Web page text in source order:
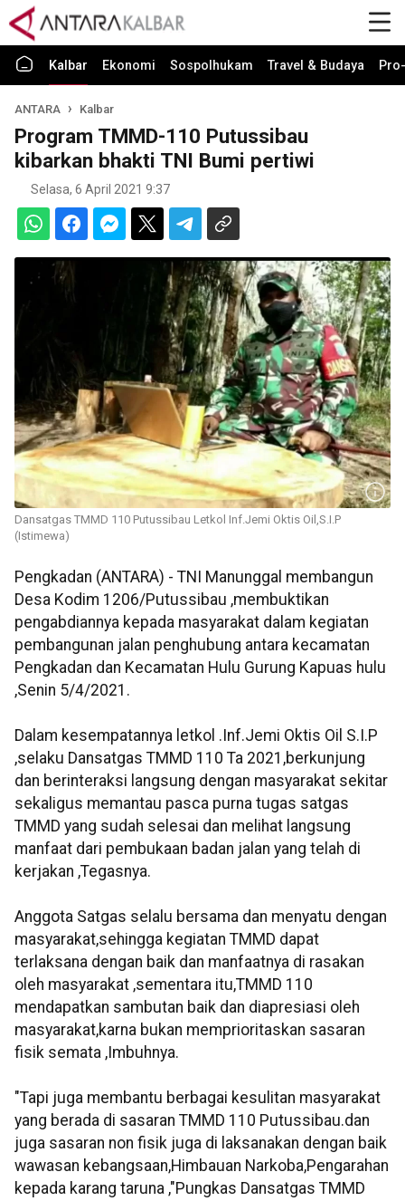
Kalbar Ekonomi Sospolhukam Travel & Budaya
ANTARA Kalbar
Program TMMD-110 Putussibau
kibarkan bhakti TNI Bumi pertiwi
Selasa, 6 April 2021 9:37
Dansatgas TMMD 110 Putussibau Letkol Inf.Jemi Oktis Oil,S.I.P
(Istimewa)
Pengkadan (ANTARA) - TNI Manunggal membangun
Desa Kodim 1206/Putussibau ,membuktikan
pengabdiannya kepada masyarakat dalam kegiatan
pembangunan jalan penghubung antara kecamatan
Pengkadan dan Kecamatan Hulu Gurung Kapuas hulu
,Senin 5/4/2021.
Dalam kesempatannya letkol .Inf.Jemi Oktis Oil S.I.P
,selaku Dansatgas TMMD 110 Ta 2021,berkunjung
dan berinteraksi langsung dengan masyarakat sekitar
sekaligus memantau pasca purna tugas satgas
TMMD yang sudah selesai dan melihat langsung
manfaat dari pembukaan badan jalan yang telah di
kerjakan ,Tegasnya.
Anggota Satgas selalu bersama dan menyatu dengan
masyarakat,sehingga kegiatan TMMD dapat
terlaksana dengan baik dan manfaatnya di rasakan
oleh masyarakat ,sementara itu,TMMD 110
mendapatkan sambutan baik dan diapresiasi oleh
masyarakat,karna bukan memprioritaskan sasaran
fisik semata ,Imbuhnya.
"Tapi juga membantu berbagai kesulitan masyarakat
yang berada di sasaran TMMD 110 Putussibau.dan
juga sasaran non fisik juga di laksanakan dengan baik
wawasan kebangsaan,Himbauan Narkoba,Pengarahan
kepada karang taruna ,"Pungkas Dansatgas TMMD